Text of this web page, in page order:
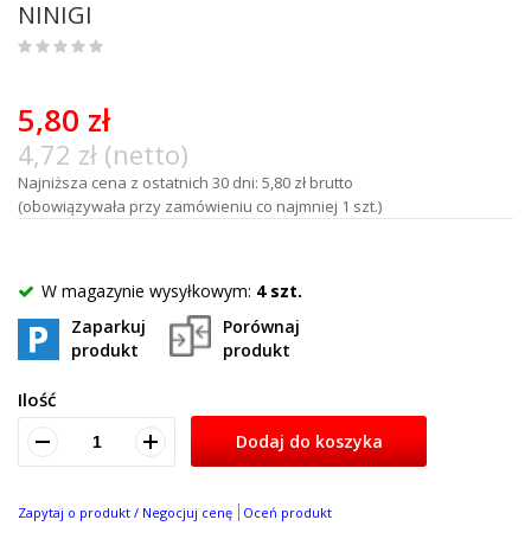
NINIGI
100
5,80 zł
4,72 zł (netto)
Najniższa cena z ostatnich 30 dni: 5,80 zł brutto
(obowiązywała przy zamówieniu co najmniej 1 szt.)
W magazynie wysyłkowym: 4 szt.
Zaparkuj
produkt
Porównaj
produkt
Ilość
Dodaj do koszyka
Zapytaj o produkt / Negocjuj cenę Oceń produkt